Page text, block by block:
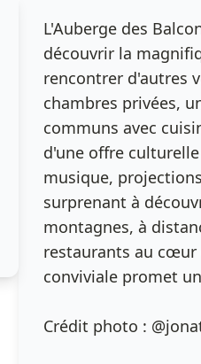
L'Auberge des
découvrir la
rencontrer d'autres
chambres privées,
communs avec
d'une offre
musique,
surprenant à
montagnes, à
restaurants au
conviviale promet
Crédit photo :